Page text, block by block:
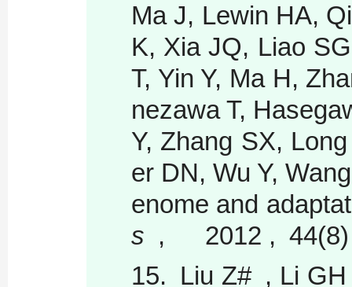
Ma J, Lewin HA,
K, Xia JQ, Liao
T, Yin Y, Ma H,
nezawa T,
Y, Zhang SX,
er DN, Wu Y,
enome and
s , 2012 ,
15. Liu Z# , Li